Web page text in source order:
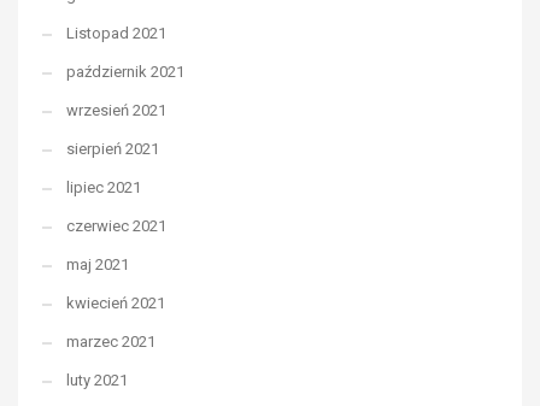
Listopad 2021
październik 2021
wrzesień 2021
sierpień 2021
lipiec 2021
czerwiec 2021
maj 2021
kwiecień 2021
marzec 2021
luty 2021